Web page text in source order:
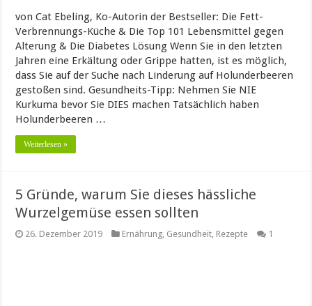
von Cat Ebeling, Ko-Autorin der Bestseller: Die Fett-
Verbrennungs-Küche & Die Top 101 Lebensmittel gegen
Alterung & Die Diabetes Lösung Wenn Sie in den letzten
Jahren eine Erkältung oder Grippe hatten, ist es möglich,
dass Sie auf der Suche nach Linderung auf Holunderbeeren
gestoßen sind. Gesundheits-Tipp: Nehmen Sie NIE
Kurkuma bevor Sie DIES machen Tatsächlich haben
Holunderbeeren …
Weiterlesen »
5 Gründe, warum Sie dieses hässliche
Wurzelgemüse essen sollten
26. Dezember 2019 Ernährung Gesundheit Rezepte 1